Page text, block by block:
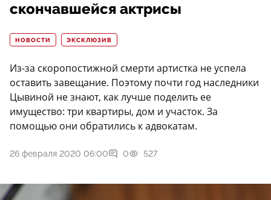
скончавшейся актрисы
НОВОСТИ ЭКСКЛЮЗИВ
Из-за скоропостижной смерти артистка не успела
оставить завещание. Поэтому почти год наследники
Цывиной не знают, как лучше поделить ее
имущество: три квартиры, дом и участок. За
помощью они обратились к адвокатам.
26 февраля 2020 06:00 0 527